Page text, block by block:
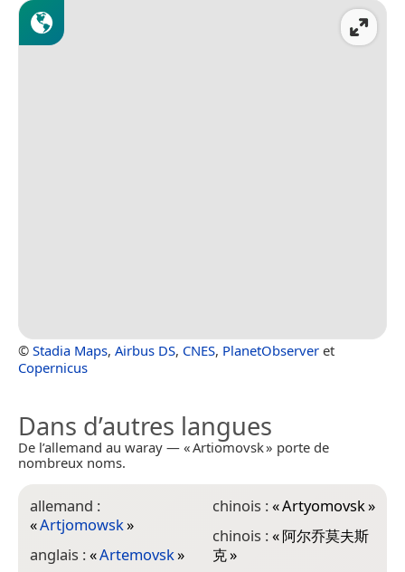
© Stadia Maps, Airbus DS, CNES, PlanetObserver et
Copernicus
Dans d’autres langues
De l’allemand au waray — « Artiomovsk » porte de
nombreux noms.
allemand :
«Artjomowsk»
anglais :«Artemovsk»
chinois :«Artyomovsk»
chinois :«阿尔乔莫夫斯
克»